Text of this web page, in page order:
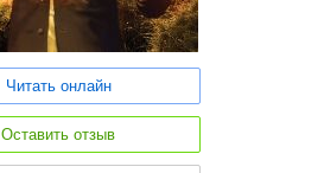
Читать онлайн
Оставить отзыв